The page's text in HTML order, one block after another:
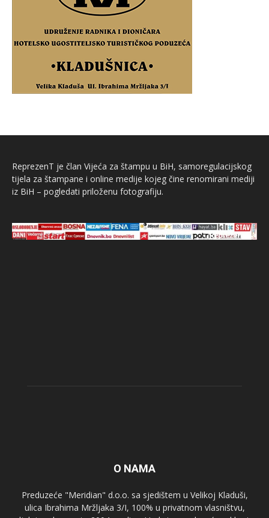
ReprezenT je član Vijeća za štampu u BiH, samoregulacijskog
tijela za štampane i online medije kojeg čine renomirani mediji
iz BiH – pogledati priloženu fotografiju.
O NAMA
Preduzeće "Meridian" d.o.o. sa sjedištem u Velikoj Kladuši,
ulica Ibrahima Mržljaka 3/I, 100% u privatnom vlasništvu,